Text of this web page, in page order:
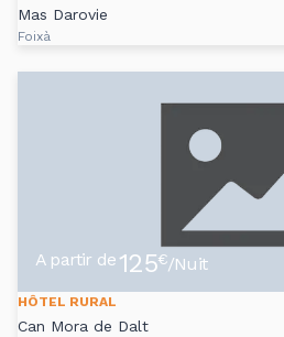
Mas Darovie
Foixà
A partir de 125€/Nuit
HÔTEL RURAL
Can Mora de Dalt